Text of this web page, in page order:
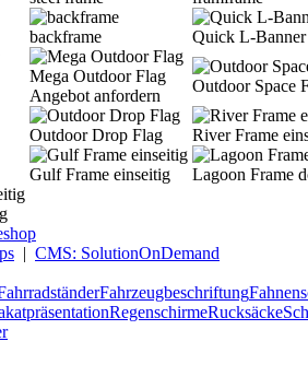
backframe Quick L-Banner
Mega Outdoor Flag
Angebot anfordern
Outdoor Space
Outdoor Drop Flag River Frame
Gulf Frame einseitig Lagoon Frame
| CMS: SolutionOnDemand
Fahrzeugbeschriftung
RegenschirmeRucksäcke